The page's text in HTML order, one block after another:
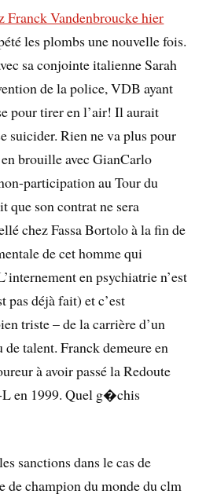
Franck Vandenbroucke hier
les plombs une nouvelle fois.
sa conjointe italienne Sarah
de la police, VDB ayant
pour tirer en l’air! Il aurait
suicider. Rien ne va plus pour
brouille avec GianCarlo
participation au Tour du
que son contrat ne sera
chez Fassa Bortolo à la fin de
de cet homme qui
en psychiatrie n’est
pas déjà fait) et c’est
triste – de la carrière d’un
talent. Franck demeure en
à avoir passé la Redoute
en 1999. Quel g�chis
sanctions dans le cas de
de champion du monde du clm